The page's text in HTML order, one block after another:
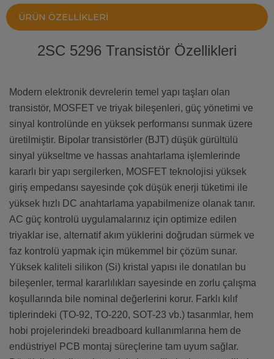
ÜRÜN ÖZELLIKLERI
2SC 5296 Transistör Özellikleri
Modern elektronik devrelerin temel yapı taşları olan
transistör, MOSFET ve triyak bileşenleri, güç yönetimi ve
sinyal kontrolünde en yüksek performansı sunmak üzere
üretilmiştir. Bipolar transistörler (BJT) düşük gürültülü
sinyal yükseltme ve hassas anahtarlama işlemlerinde
kararlı bir yapı sergilerken, MOSFET teknolojisi yüksek
giriş empedansı sayesinde çok düşük enerji tüketimi ile
yüksek hızlı DC anahtarlama yapabilmenize olanak tanır.
AC güç kontrolü uygulamalarınız için optimize edilen
triyaklar ise, alternatif akım yüklerini doğrudan sürmek ve
faz kontrolü yapmak için mükemmel bir çözüm sunar.
Yüksek kaliteli silikon (Si) kristal yapısı ile donatılan bu
bileşenler, termal kararlılıkları sayesinde en zorlu çalışma
koşullarında bile nominal değerlerini korur. Farklı kılıf
tiplerindeki (TO-92, TO-220, SOT-23 vb.) tasarımlar, hem
hobi projelerindeki breadboard kullanımlarına hem de
endüstriyel PCB montaj süreçlerine tam uyum sağlar.